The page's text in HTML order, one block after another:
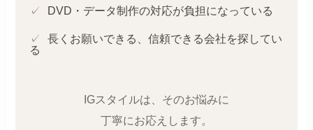
✓ DVD・データ制作の対応が負担になっている
✓
長くお願いできる、信頼できる会社を探してい
る
IGスタイルは、そのお悩みに
丁寧にお応えします。